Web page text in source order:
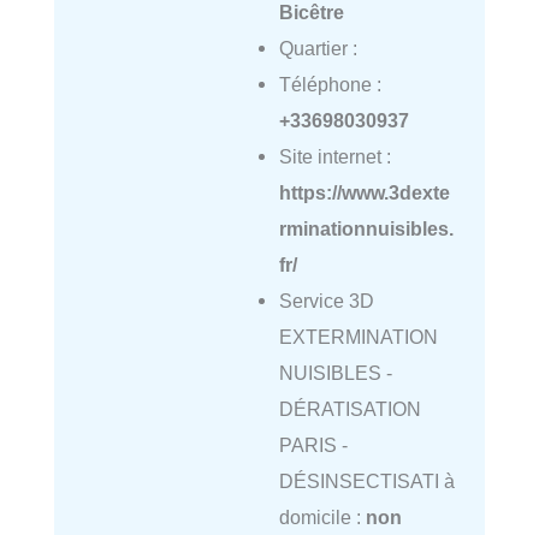
Bicêtre
Quartier :
Téléphone :
+33698030937
Site internet :
https://www.3dexte
rminationnuisibles.
fr/
Service 3D
EXTERMINATION
NUISIBLES -
DÉRATISATION
PARIS -
DÉSINSECTISATI à
domicile : non